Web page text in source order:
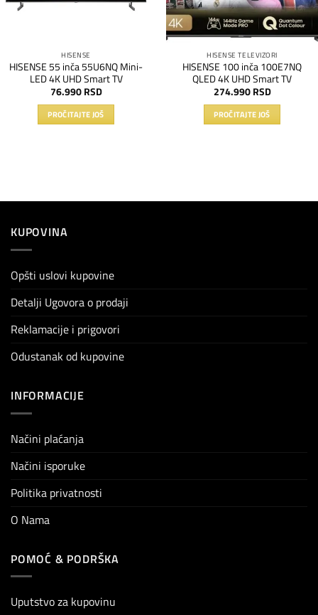
HISENSE
HISENSE 55 inča 55U6NQ Mini-
LED 4K UHD Smart TV
76.990 RSD
PROČITAJTE JOŠ
HISENSE TELEVIZORI
HISENSE 100 inča 100E7NQ
QLED 4K UHD Smart TV
274.990 RSD
PROČITAJTE JOŠ
KUPOVINA
Opšti uslovi kupovine
Detalji Ugovora o prodaji
Reklamacije i prigovori
Odustanak od kupovine
INFORMACIJE
Načini plaćanja
Načini isporuke
Politika privatnosti
O Nama
POMOĆ & PODRŠKA
Uputstvo za kupovinu